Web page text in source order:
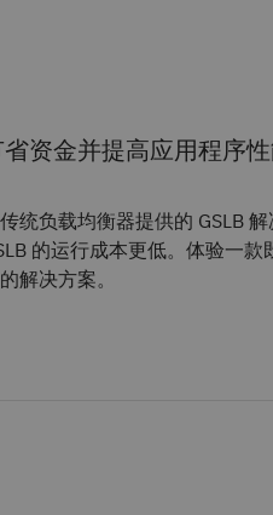
资金并提高应用程序
统负载均衡器提供的 GSLB
的运行成本更低。体验一
解决方案。